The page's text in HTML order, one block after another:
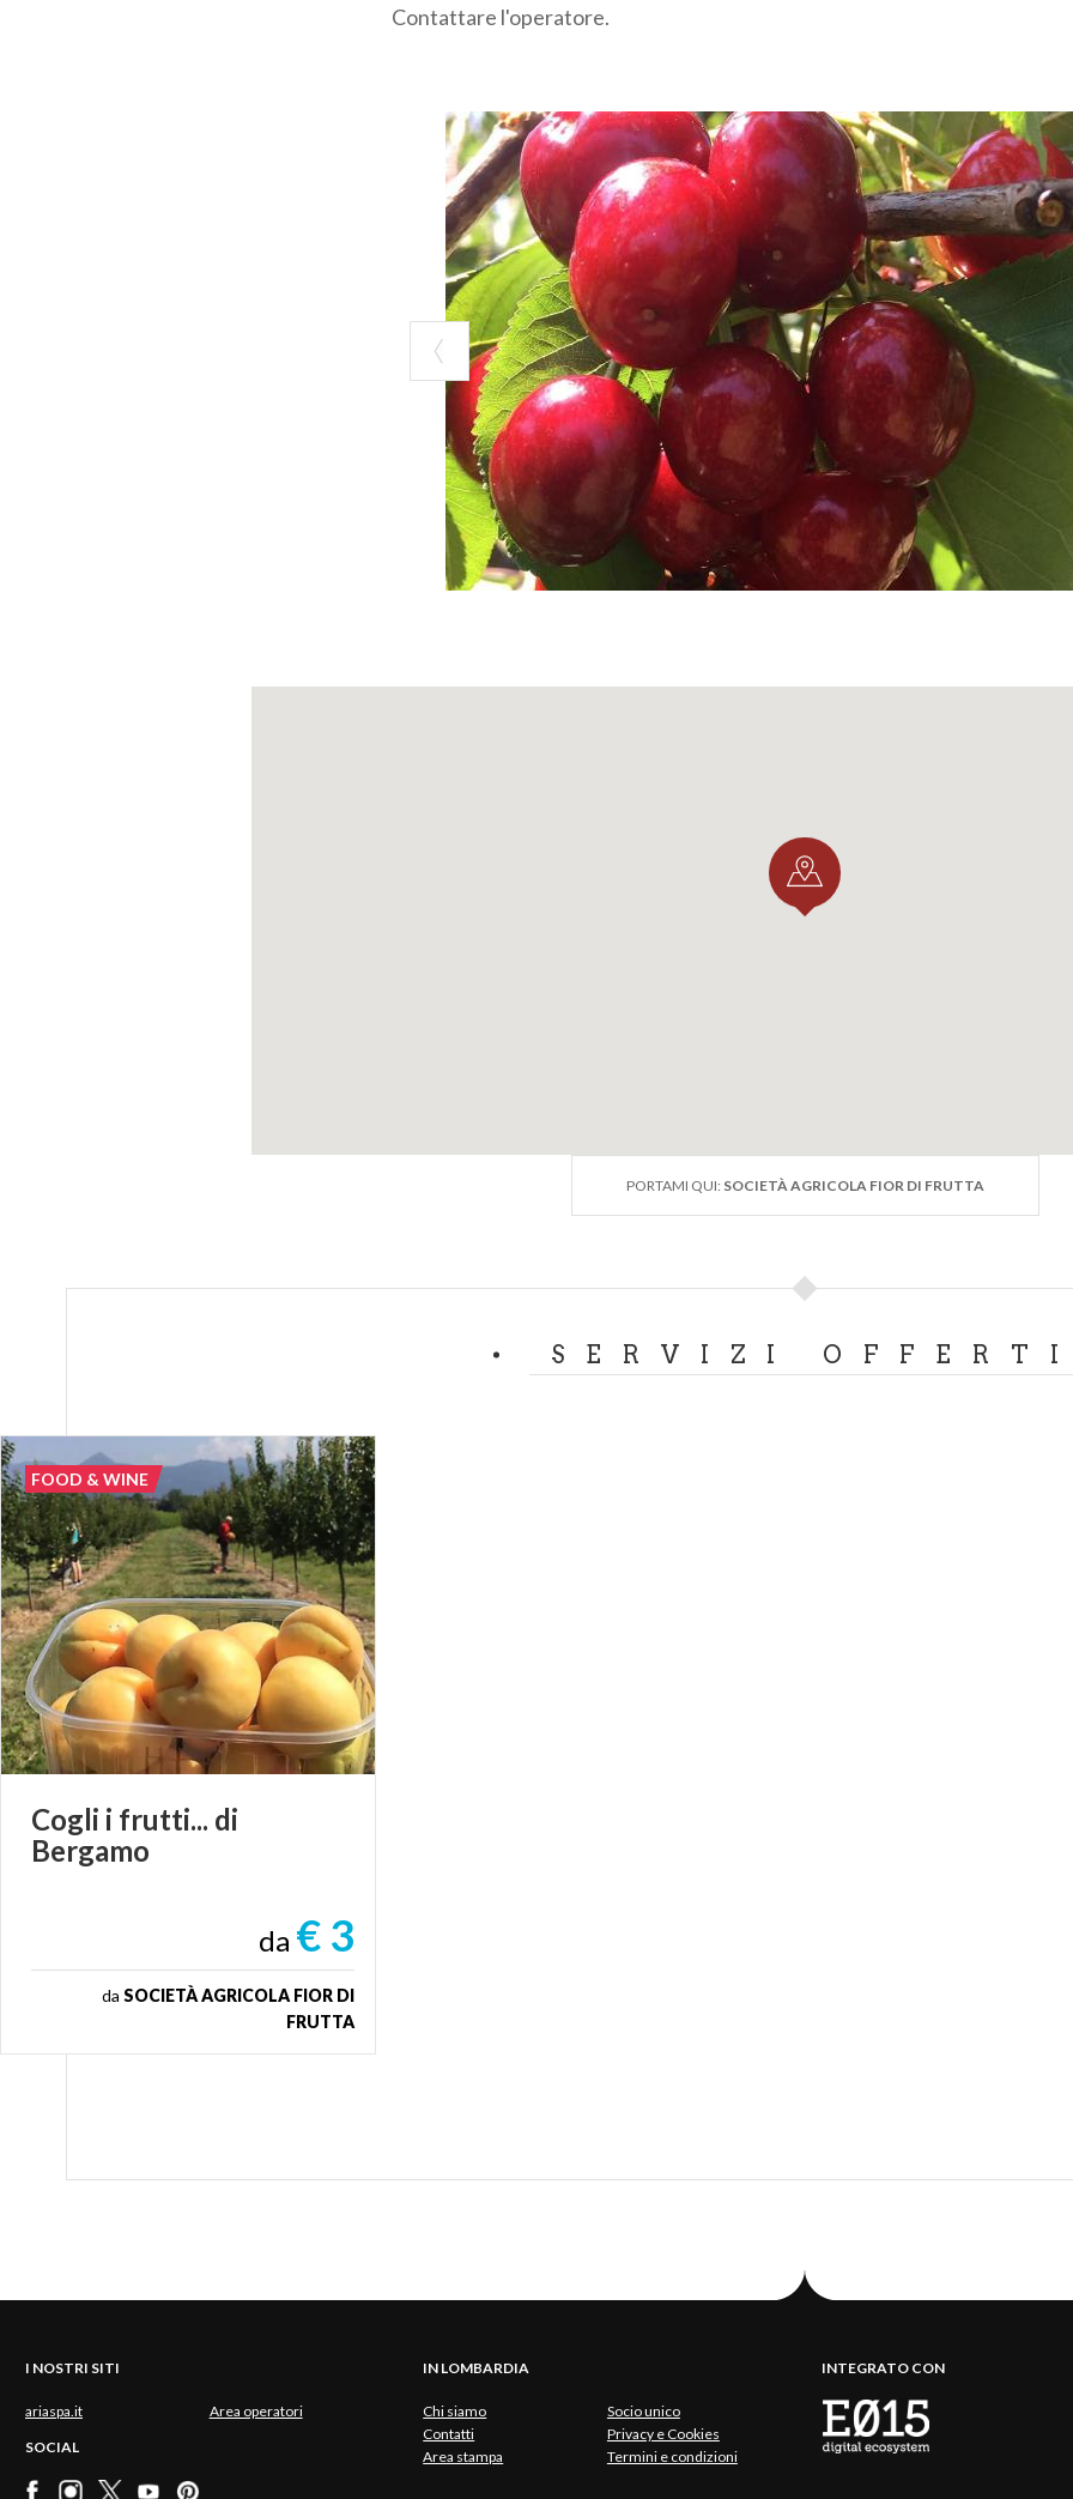
Contattare l'operatore.
PORTAMI QUI: SOCIETÀ AGRICOLA FIOR DI FRUTTA
SERVIZI
Cogli i frutti... di
Bergamo
da € 3
da SOCIETÀ AGRICOLA FIOR DI
FRUTTA
FOOD & WINE
I NOSTRI SITI
ariaspa.it Area operatori
SOCIAL
IN LOMBARDIA
Chi siamo
Socio unico
Contatti
Privacy e Cookies
Area stampa
Termini e condizioni
INTEGRATO CON